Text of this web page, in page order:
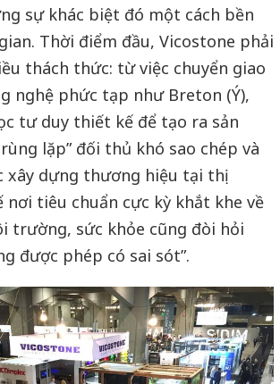
sự khác biệt đó một cách bền
Thời điểm đầu, Vicostone phải
thách thức: từ việc chuyển giao
nghệ phức tạp như Breton (Ý),
tư duy thiết kế để tạo ra sản
lặp” đối thủ khó sao chép và
xây dựng thương hiệu tại thị
tiêu chuẩn cực kỳ khắt khe về
trường, sức khỏe cũng đòi hỏi
được phép có sai sót”.